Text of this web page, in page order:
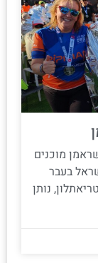
מוכנים
בעבר
נותן